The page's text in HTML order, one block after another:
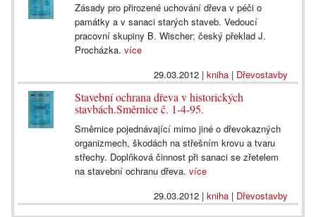
Zásady pro přirozené uchování dřeva v péči o
památky a v sanaci starých staveb. Vedoucí
pracovní skupiny B. Wischer; český překlad J.
Procházka.více
29.03.2012| kniha| Dřevostavby
Stavební ochrana dřeva v historických
stavbách.Směrnice č. 1-4-95.
Směrnice pojednávající mimo jiné o dřevokazných
organizmech, škodách na střešním krovu a tvaru
střechy. Doplňková činnost při sanaci se zřetelem
na stavební ochranu dřeva.více
29.03.2012| kniha| Dřevostavby